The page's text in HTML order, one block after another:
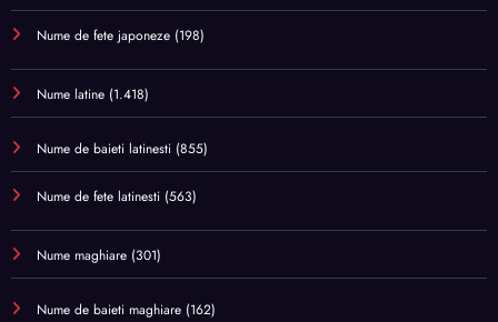
Nume de fete japoneze (198)
Nume latine (1.418)
Nume de baieti latinesti (855)
Nume de fete latinesti (563)
Nume maghiare (301)
Nume de baieti maghiare (162)